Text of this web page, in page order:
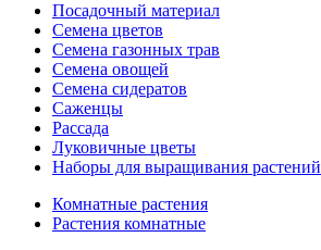
Посадочный материал
Семена цветов
Семена газонных трав
Семена овощей
Семена сидератов
Саженцы
Рассада
Луковичные цветы
Наборы для выращивания растений
Комнатные растения
Растения комнатные